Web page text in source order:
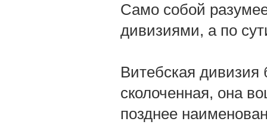
Само собой
дивизиями, а по
Витебская
сколоченная, она
позднее